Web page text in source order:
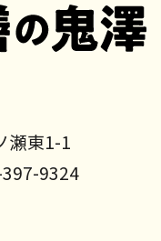
瀬東1-1
9324